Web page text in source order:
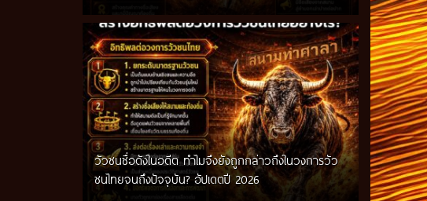
วัวชนชื่อดังในอดีต ทำไมจึงยังถูกกล่าวถึงในวงการวัว
ชนไทยจนถึงปัจจุบัน? อัปเดตปี 2026
กติกาวัวชนสมัยก่อน วิถีการแข่งขันดั้งเดิมที่สืบทอด
ผ่านภูมิปัญญาท้องถิ่น อัปเดตปี 2026